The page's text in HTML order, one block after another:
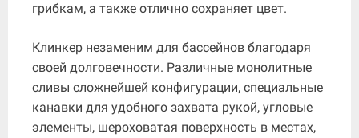
грибкам, а также отлично сохраняет цвет.
Клинкер незаменим для бассейнов благодаря
своей долговечности. Различные монолитные
сливы сложнейшей конфигурации, специальные
канавки для удобного захвата рукой, угловые
элементы, шероховатая поверхность в местах,